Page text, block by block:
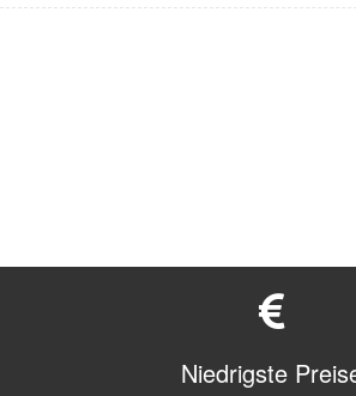
Niedrigste